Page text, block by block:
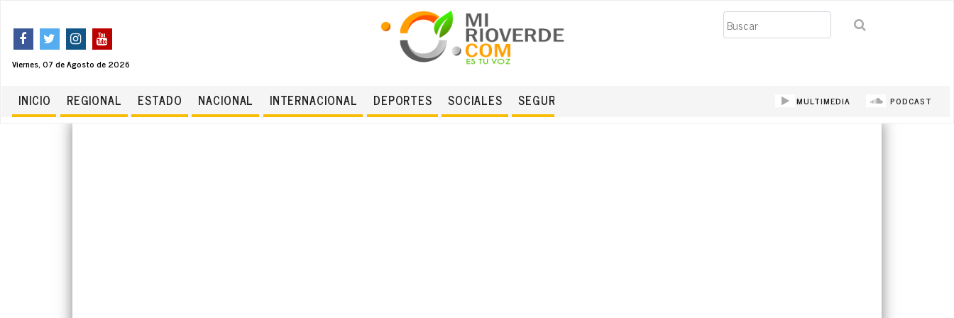
Viernes, 07 de Agosto de 2026
Buscar
INICIO REGIONAL ESTADO NACIONAL INTERNACIONAL DEPORTES SOCIALES SEGURIDAD MULTIMEDIA PODCAST